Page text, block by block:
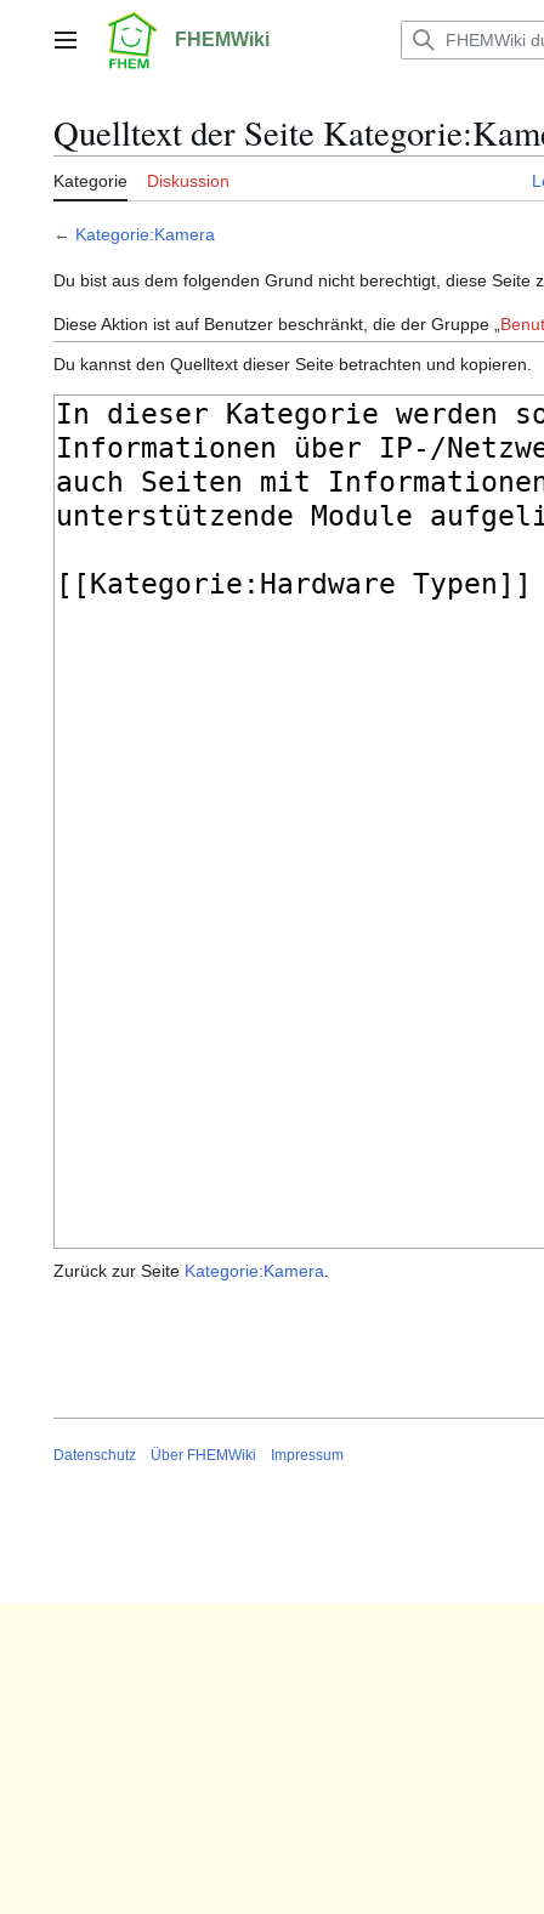
springenHauptmenü FHEMWiki
Quelltext der Seite
Kategorie Diskussion
← Kategorie:Kamera
Du bist aus dem folgenden Grund nicht berechtigt, diese Seite
Diese Aktion ist auf Benutzer beschränkt, die der Gruppe „
Du kannst den Quelltext dieser Seite betrachten und kopieren.
Zurück zur Seite Kategorie:Kamera.
Datenschutz Über FHEMWiki Impressum